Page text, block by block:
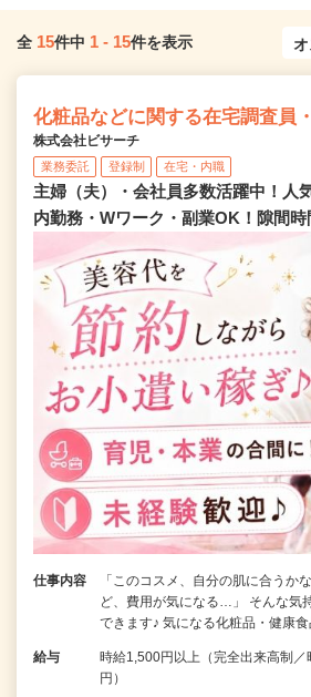
全 15件中 1 - 15件を表示
化粧品などに関する在宅調査員
株式会社ビサーチ
業務委託 登録制 在宅・内職
主婦（夫）・会社員多数活躍中！人
内勤務・Wワーク・副業OK！隙間
仕事内容
「このコスメ、自分の肌に合うか
ど、費用が気になる…」 そんな気
できます♪ 気になる化粧品・健康
給与
時給1,500円以上（完全出来高制
円）